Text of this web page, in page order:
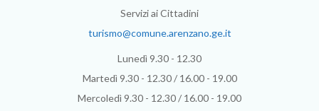
Servizi ai Cittadini
turismo@comune.arenzano.ge.it
Lunedì 9.30 - 12.30
Martedì 9.30 - 12.30 / 16.00 - 19.00
Mercoledì 9.30 - 12.30 / 16.00 - 19.00